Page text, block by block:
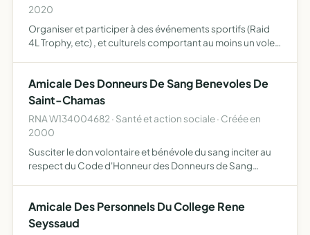
2020
Organiser et participer à des événements sportifs (Raid
4L Trophy, etc) , et culturels comportant au moins un volet
Amicale Des Donneurs De Sang Benevoles De
Saint-Chamas
RNA W134004682 · Santé et action sociale · Créée en
2000
Susciter le don volontaire et bénévole du sang inciter au
respect du Code d'Honneur des Donneurs de Sang
représenter ses adhére…
Amicale Des Personnels Du College Rene
Seyssaud